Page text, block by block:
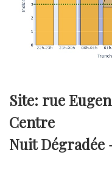
Site: rue
Centre
Nuit Dégradée